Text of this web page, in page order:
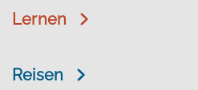
Lernen
Reisen